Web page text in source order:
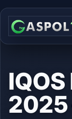
2025